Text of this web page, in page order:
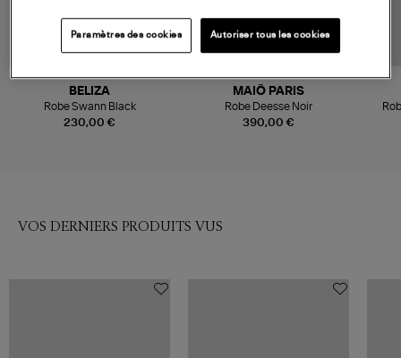
230,00 €
BELIZA
Robe Swann Black
390,00 €
MAIÔ PARIS
Robe Deesse Noir
VOS DERNIERS PRODUITS VUS
Paramètres des cookies Autoriser tous les cookies